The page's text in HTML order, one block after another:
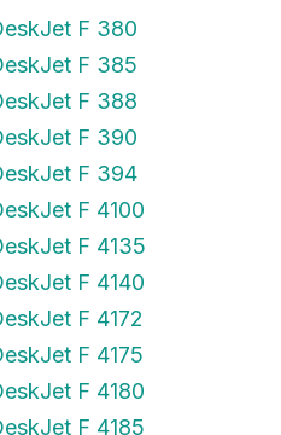
F 380
F 385
F 388
F 390
F 394
F 4100
F 4135
F 4140
F 4172
F 4175
F 4180
F 4185